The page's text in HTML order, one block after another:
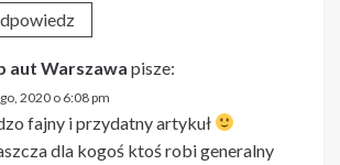
aut Warszawa pisze:
2020 o 6:08 pm
fajny i przydatny artykuł
dla kogoś ktoś robi generalny